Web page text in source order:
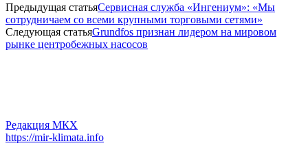
Предыдущая статьяСервисная служба «Ингениум»: «Мы
сотрудничаем со всеми крупными торговыми сетями»
Следующая статьяGrundfos признан лидером на мировом
рынке центробежных насосов
Редакция МКХ
https://mir-klimata.info